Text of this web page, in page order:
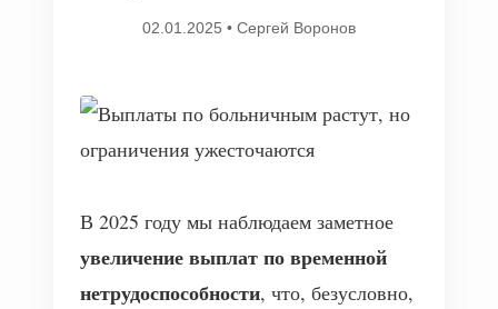
02.01.2025 • Сергей Воронов
В 2025 году мы наблюдаем заметное
увеличение выплат по временной
нетрудоспособности, что, безусловно,